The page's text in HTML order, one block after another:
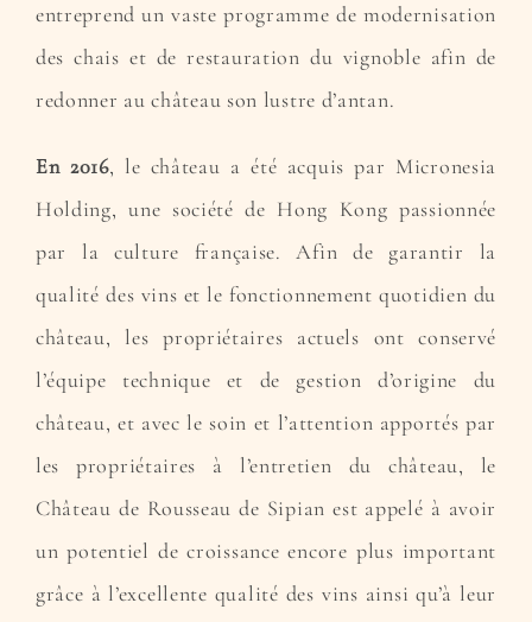
entreprend un vaste programme de modernisation
des chais et de restauration du vignoble afin de
redonner au château son lustre d’antan.
En 2016, le château a été acquis par Micronesia
Holding, une société de Hong Kong passionnée
par la culture française. Afin de garantir la
qualité des vins et le fonctionnement quotidien du
château, les propriétaires actuels ont conservé
l’équipe technique et de gestion d’origine du
château, et avec le soin et l’attention apportés par
les propriétaires à l’entretien du château, le
Château de Rousseau de Sipian est appelé à avoir
un potentiel de croissance encore plus important
grâce à l’excellente qualité des vins ainsi qu’à leur